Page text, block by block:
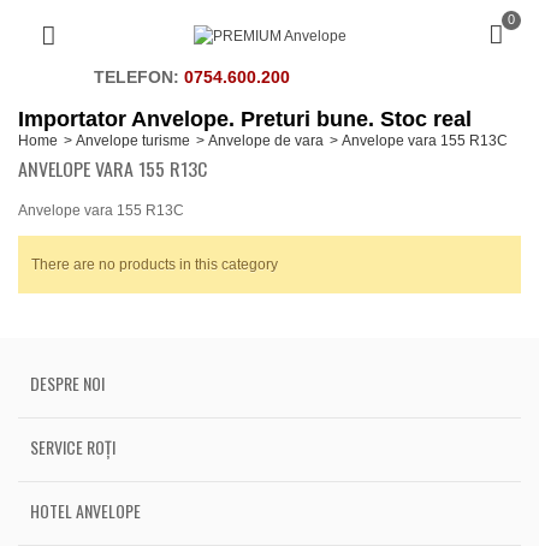
0
TELEFON: 0754.600.200
Importator Anvelope. Preturi bune. Stoc real
Home > Anvelope turisme > Anvelope de vara > Anvelope vara 155 R13C
ANVELOPE VARA 155 R13C
Anvelope vara 155 R13C
There are no products in this category
DESPRE NOI
SERVICE ROȚI
HOTEL ANVELOPE